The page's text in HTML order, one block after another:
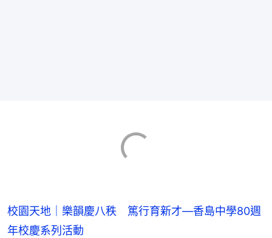
校園天地｜樂韻慶八秩 篤行育新才—香島中學80週
年校慶系列活動